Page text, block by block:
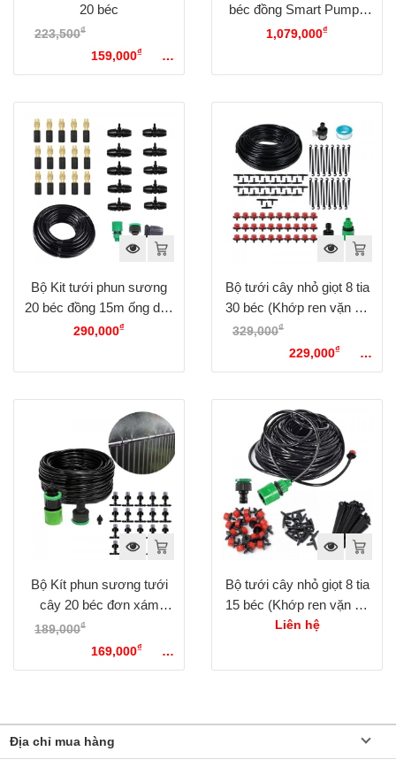
20 béc
223,500₫
159,000₫
hiện tại là: 159,000₫.
béc đồng Smart Pumps
KJ-15
1,079,000₫
Bộ Kit tưới phun sương
20 béc đồng 15m ống dây
10mm
290,000₫
Bộ tưới cây nhỏ giọt 8 tia
30 béc (Khớp ren vặn 21
27mm)
329,000₫
329,000₫.229,000₫
hiện tại là: 229,000₫.
Bộ Kít phun sương tưới
cây 20 béc đơn xám
(Khớp ren vặn 21 27mm)
189,000₫
169,000₫
hiện tại là: 169,000₫.
Bộ tưới cây nhỏ giọt 8 tia
15 béc (Khớp ren vặn 21
27mm)
Liên hệ
Địa chỉ mua hàng